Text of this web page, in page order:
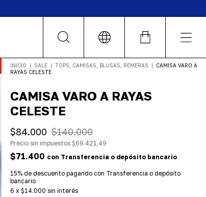
INICIO | SALE | TOPS, CAMISAS, BLUSAS, REMERAS |
CAMISA VARO A
RAYAS CELESTE
CAMISA VARO A RAYAS
CELESTE
$84.000 $140.000
Precio sin impuestos $69.421,49
$71.400 con Transferencia o depósito bancario
15% de descuento pagando con Transferencia o depósito
bancario
6 x $14.000 sin interés